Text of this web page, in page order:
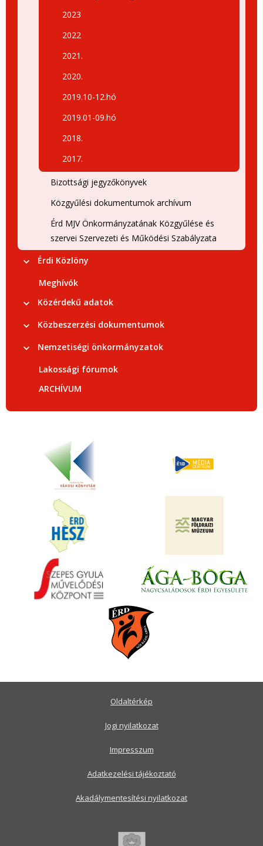
2023
2022
2021.
2020.
2019.10-12.hó
2019.01-09.hó
2018.
2017.
Bizottsági jegyzőkönyvek
Közgyűlési dokumentumok archívum
Érd MJV Önkormányzatának Közgyűlése és
szervei Szervezeti és Működési Szabályzata
Érdi Közlöny
Meghívók
Közérdekű adatok
Közbeszerzési dokumentumok
Nemzetiségi önkormányzatok
Lakossági fórumok
ARCHÍVUM
Oldaltérkép
Jogi nyilatkozat
Impresszum
Adatkezelési tájékoztató
Akadálymentesítési nyilatkozat